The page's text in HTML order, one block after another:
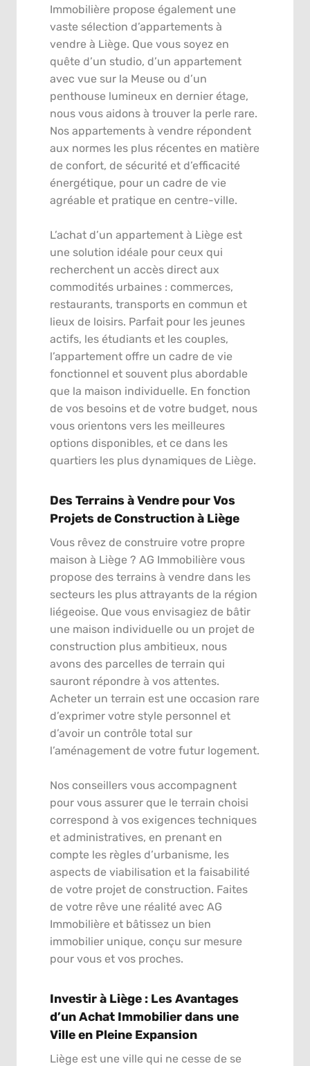
Immobilière propose également une
vaste sélection d’appartements à
vendre à Liège. Que vous soyez en
quête d’un studio, d’un appartement
avec vue sur la Meuse ou d’un
penthouse lumineux en dernier étage,
nous vous aidons à trouver la perle rare.
Nos appartements à vendre répondent
aux normes les plus récentes en matière
de confort, de sécurité et d’efficacité
énergétique, pour un cadre de vie
agréable et pratique en centre-ville.
L’achat d’un appartement à Liège est
une solution idéale pour ceux qui
recherchent un accès direct aux
commodités urbaines : commerces,
restaurants, transports en commun et
lieux de loisirs. Parfait pour les jeunes
actifs, les étudiants et les couples,
l’appartement offre un cadre de vie
fonctionnel et souvent plus abordable
que la maison individuelle. En fonction
de vos besoins et de votre budget, nous
vous orientons vers les meilleures
options disponibles, et ce dans les
quartiers les plus dynamiques de Liège.
Des Terrains à Vendre pour Vos
Projets de Construction à Liège
Vous rêvez de construire votre propre
maison à Liège ? AG Immobilière vous
propose des terrains à vendre dans les
secteurs les plus attrayants de la région
liégeoise. Que vous envisagiez de bâtir
une maison individuelle ou un projet de
construction plus ambitieux, nous
avons des parcelles de terrain qui
sauront répondre à vos attentes.
Acheter un terrain est une occasion rare
d’exprimer votre style personnel et
d’avoir un contrôle total sur
l’aménagement de votre futur logement.
Nos conseillers vous accompagnent
pour vous assurer que le terrain choisi
correspond à vos exigences techniques
et administratives, en prenant en
compte les règles d’urbanisme, les
aspects de viabilisation et la faisabilité
de votre projet de construction. Faites
de votre rêve une réalité avec AG
Immobilière et bâtissez un bien
immobilier unique, conçu sur mesure
pour vous et vos proches.
Investir à Liège : Les Avantages
d’un Achat Immobilier dans une
Ville en Pleine Expansion
Liège est une ville qui ne cesse de se